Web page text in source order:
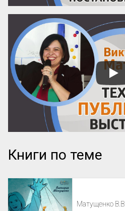
Книги по теме
Матущенко В.В.